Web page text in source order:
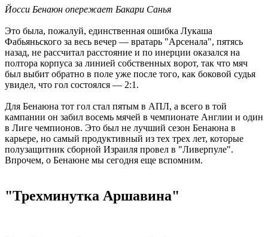
Йосси Бенаюн опережает Бакари Санья
Это была, пожалуй, единственная ошибка Лукаша
Фабьяньского за весь вечер — вратарь "Арсенала", пятясь
назад, не рассчитал расстояние и по инерции оказался на
полтора корпуса за линией собственных ворот, так что мяч
был выбит обратно в поле уже после того, как боковой судья
увидел, что гол состоялся — 2:1.
Для Бенаюна тот гол стал пятым в АПЛ, а всего в той
кампании он забил восемь мячей в чемпионате Англии и один
в Лиге чемпионов. Это был не лучший сезон Бенаюна в
карьере, но самый продуктивный из тех трех лет, которые
полузащитник сборной Израиля провел в "Ливерпуле".
Впрочем, о Бенаюне мы сегодня еще вспомним.
"Трехминутка Аршавина"